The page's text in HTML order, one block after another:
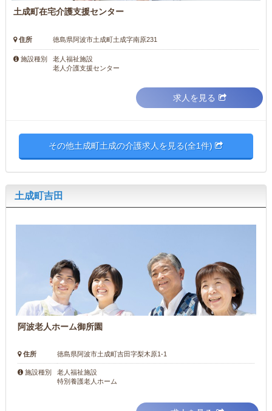
土成町在宅介護支援センター
住所 徳島県阿波市土成町土成字南原231
施設種別
老人福祉施設
老人介護支援センター
求人を見る
その他土成町土成の介護求人を見る(全1件)
土成町吉田
阿波老人ホーム御所園
住所 徳島県阿波市土成町吉田字梨木原1-1
施設種別
老人福祉施設
特別養護老人ホーム